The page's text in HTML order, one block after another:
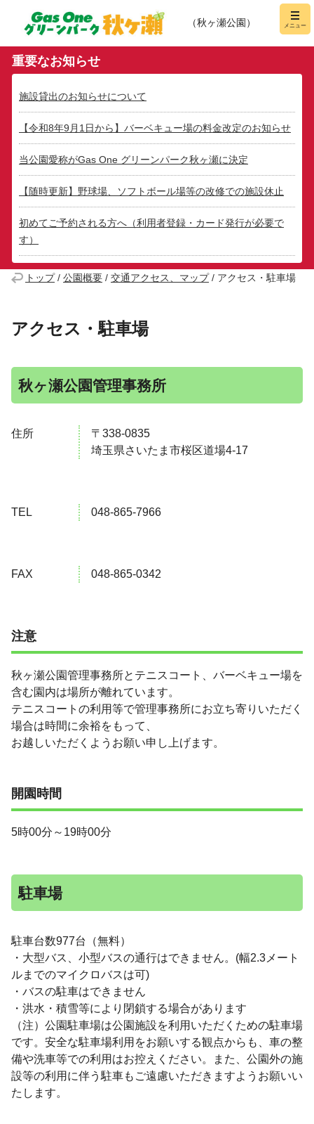
Gas One グリーンパー
（秋ヶ瀬公園）
メニュー
重要なお知らせ
施設貸出のお知らせについて
【令和8年9月1日から】バーベキュー場の料金改定のお知らせ
当公園愛称がGas One グリーンパーク秋ヶ瀬に決定
【随時更新】野球場、ソフトボール場等の改修での施設休止
初めてご予約される方へ（利用者登録・カード発行が必要で
す）
トップ/ 公園概要 / 交通アクセス、マップ/ アクセス・駐車場
アクセス・駐車場
秋ヶ瀬公園管理事務所
住所
〒338-0835
埼玉県さいたま市桜区道場4-17
TEL 048-865-7966
FAX 048-865-0342
注意
秋ヶ瀬公園管理事務所とテニスコート、バーベキュー場を
含む園内は場所が離れています。
テニスコートの利用等で管理事務所にお立ち寄りいただく
場合は時間に余裕をもって、
お越しいただくようお願い申し上げます。
開園時間
5時00分～19時00分
駐車場
駐車台数977台（無料）
・大型バス、小型バスの通行はできません。(幅2.3メート
ルまでのマイクロバスは可)
・バスの駐車はできません
・洪水・積雪等により閉鎖する場合があります
（注）公園駐車場は公園施設を利用いただくための駐車場
です。安全な駐車場利用をお願いする観点からも、車の整
備や洗車等での利用はお控えください。また、公園外の施
設等の利用に伴う駐車もご遠慮いただきますようお願いい
たします。